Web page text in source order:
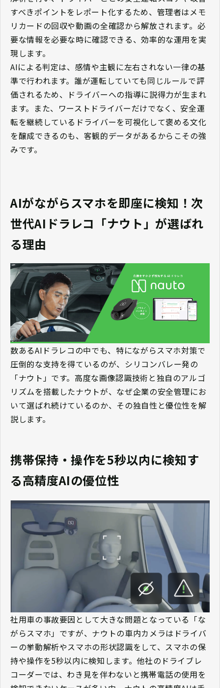
すべきポイントをレポート化するため、管理者はメモ
リカードの回収や動画の全確認から解放されます。必
要な情報を必要な時に確認できる、効率的な運用を実
現します。
AIによる判定は、感情や主観に左右されない一律の基
準で行われます。誰が運転していても同じルールで評
価されるため、ドライバーへの指導に説得力が生まれ
ます。また、ワーストドライバーだけでなく、安全運
転を継続しているドライバーを可視化して褒める文化
を醸成できるのも、客観的データがあるからこその強
みです。
AIがながらスマホを即座に検知！次
世代AIドラレコ「ナウト」が選ばれ
る理由
数あるAIドラレコの中でも、特にながらスマホ対策で
圧倒的な支持を得ているのが、シリコンバレー発の
「ナウト」です。高度な画像認識技術と独自のアルゴ
リズムを搭載したナウトが、なぜ企業の安全管理にお
いて選ばれ続けているのか、その独自性と優位性を解
説します。
携帯保持・操作を5秒以内に検知す
る高精度AIの優位性
社用車の事故要因として大きな問題となっている「な
がらスマホ」ですが、ナウトの車内カメラはドライバ
ーの挙動解析やスマホの形状認識をして、スマホの保
持や操作を5秒以内に検知します。他社のドライブレ
コーダーでは、わき見を伴わないと携帯電話の使用を